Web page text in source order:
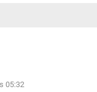
05:32